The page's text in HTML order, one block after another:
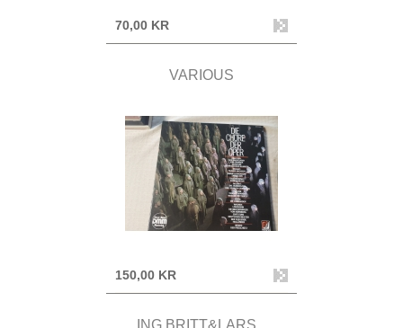
70,00 KR
VARIOUS
150,00 KR